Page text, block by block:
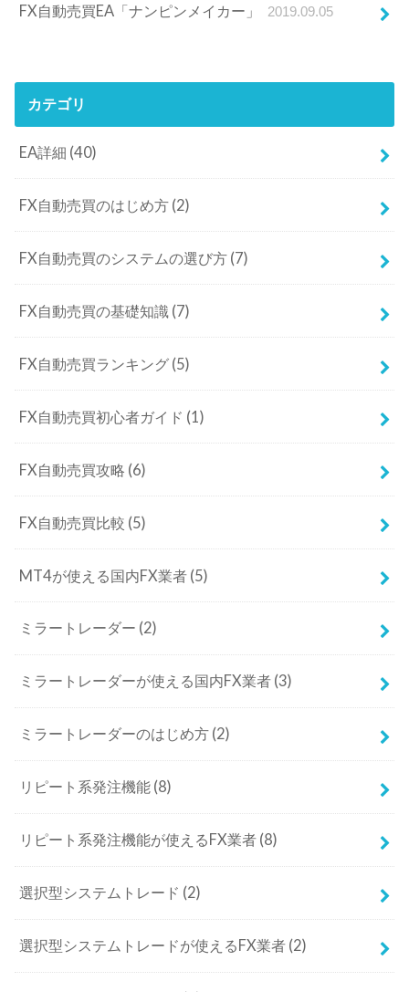
FX自動売買EA「ナンピンメイカー」 2019.09.05
カテゴリ
EA詳細 (40)
FX自動売買のはじめ方 (2)
FX自動売買のシステムの選び方 (7)
FX自動売買の基礎知識 (7)
FX自動売買ランキング (5)
FX自動売買初心者ガイド (1)
FX自動売買攻略 (6)
FX自動売買比較 (5)
MT4が使える国内FX業者 (5)
ミラートレーダー (2)
ミラートレーダーが使える国内FX業者 (3)
ミラートレーダーのはじめ方 (2)
リピート系発注機能 (8)
リピート系発注機能が使えるFX業者 (8)
選択型システムトレード (2)
選択型システムトレードが使えるFX業者 (2)